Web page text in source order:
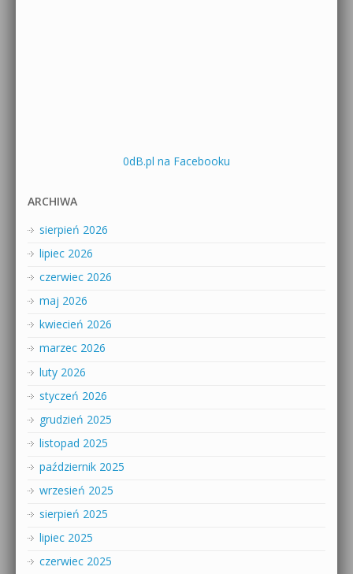
0dB.pl na Facebooku
ARCHIWA
sierpień 2026
lipiec 2026
czerwiec 2026
maj 2026
kwiecień 2026
marzec 2026
luty 2026
styczeń 2026
grudzień 2025
listopad 2025
październik 2025
wrzesień 2025
sierpień 2025
lipiec 2025
czerwiec 2025